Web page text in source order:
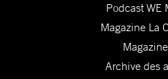
Podcast WE
Magazine La
Archive des